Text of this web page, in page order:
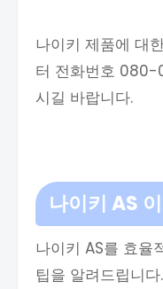
나이키 제품에 대
터 전화번호 080-
시길 바랍니다.
나이키 AS
나이키 AS를 효율
팁을 알려드립니다.